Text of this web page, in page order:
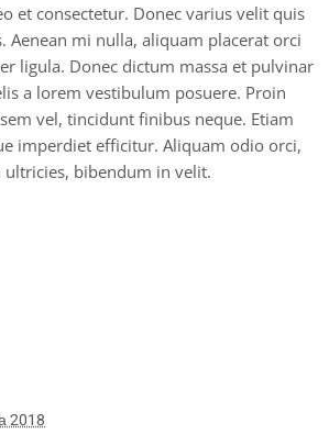
et consectetur. Donec varius velit quis
Aenean mi nulla, aliquam placerat orci
ligula. Donec dictum massa et pulvinar
a lorem vestibulum posuere. Proin
vel, tincidunt finibus neque. Etiam
imperdiet efficitur. Aliquam odio orci,
bibendum in velit.
2018